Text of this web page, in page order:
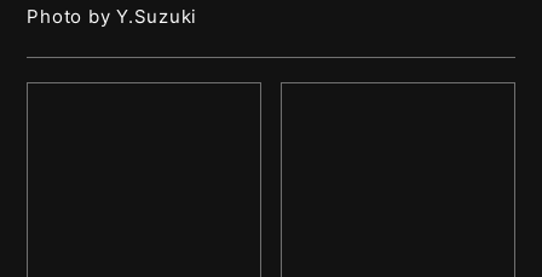
Photo by Y.Suzuki